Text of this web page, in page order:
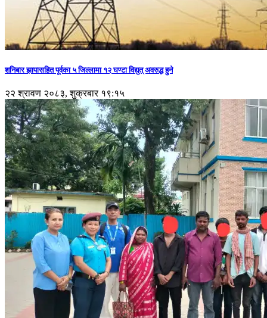
शनिबार झापासहित पूर्वका ५ जिल्लामा १२ घण्टा विद्युत् अवरुद्ध हुने
२२ श्रावण २०८३, शुक्रबार १९:१५